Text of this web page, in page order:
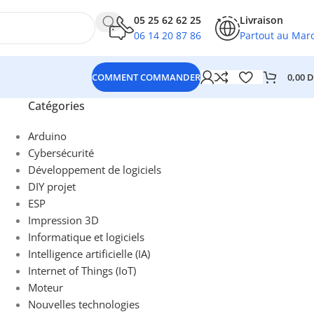
05 25 62 62 25
06 14 20 87 86
Livraison
Partout au
COMMENT COMMANDER 0,00
Catégories
Arduino
Cybersécurité
Développement de logiciels
DIY projet
ESP
Impression 3D
Informatique et logiciels
Intelligence artificielle (IA)
Internet of Things (IoT)
Moteur
Nouvelles technologies